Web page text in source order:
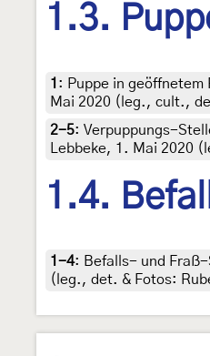
1.3.
1 : Puppe in
Mai 2020 (leg., cult.,
2-5: Verpuppungs-
Lebbeke, 1. Mai 2020
1.4.
1-4: Befalls- und Fraß-
(leg., det. & Fotos: